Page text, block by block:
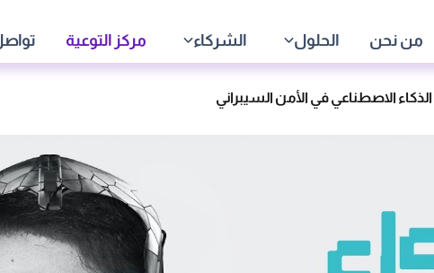
من نحن الحلول الشركاء مركز التوعية
الذكاء الاصطناعي في الأمن السيبراني